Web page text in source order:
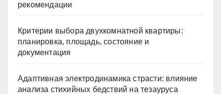
рекомендации
Критерии выбора двухкомнатной квартиры:
планировка, площадь, состояние и
документация
Адаптивная электродинамика страсти: влияние
анализа стихийных бедствий на тезауруса